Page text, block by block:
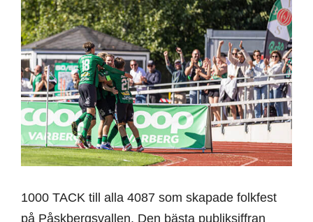
1000 TACK till alla 4087 som skapade folkfest
på Påskbergsvallen. Den bästa publiksiffran